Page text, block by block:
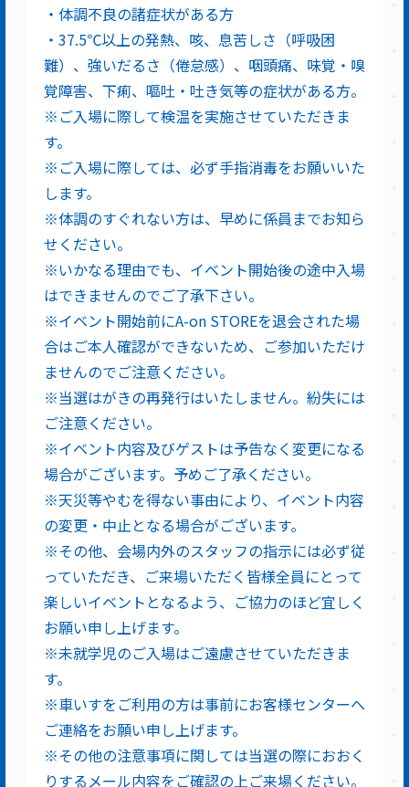
・体調不良の諸症状がある方
・37.5℃以上の発熱、咳、息苦しさ（呼吸困
難）、強いだるさ（倦怠感）、咽頭痛、味覚・嗅
覚障害、下痢、嘔吐・吐き気等の症状がある方。
※ご入場に際して検温を実施させていただきま
す。
※ご入場に際しては、必ず手指消毒をお願いいた
します。
※体調のすぐれない方は、早めに係員までお知ら
せください。
※いかなる理由でも、イベント開始後の途中入場
はできませんのでご了承下さい。
※イベント開始前にA-on STOREを退会された場
合はご本人確認ができないため、ご参加いただけ
ませんのでご注意ください。
※当選はがきの再発行はいたしません。紛失には
ご注意ください。
※イベント内容及びゲストは予告なく変更になる
場合がございます。予めご了承ください。
※天災等やむを得ない事由により、イベント内容
の変更・中止となる場合がございます。
※その他、会場内外のスタッフの指示には必ず従
っていただき、ご来場いただく皆様全員にとって
楽しいイベントとなるよう、ご協力のほど宜しく
お願い申し上げます。
※未就学児のご入場はご遠慮させていただきま
す。
※車いすをご利用の方は事前にお客様センターへ
ご連絡をお願い申し上げます。
※その他の注意事項に関しては当選の際におおく
りするメール内容をご確認の上ご来場ください。